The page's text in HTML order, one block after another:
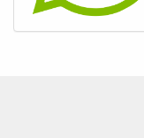
snack kiezen!